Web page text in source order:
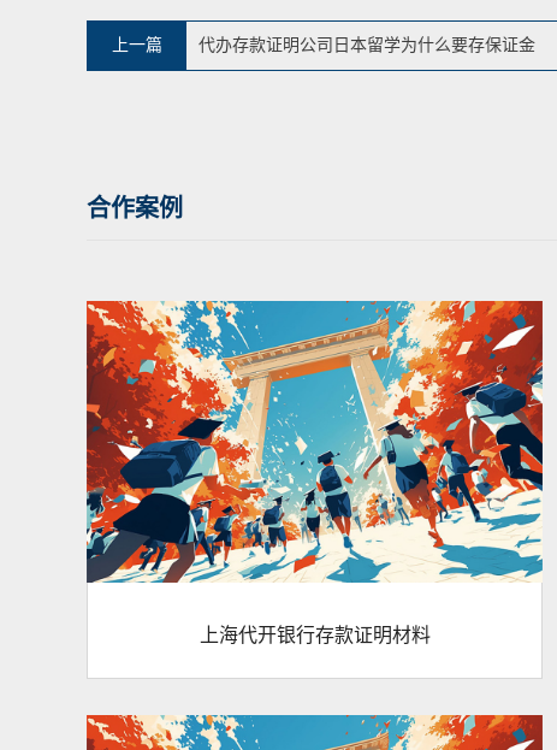
上一篇 代办存款证明公司日本留学为什么要存保证金
合作案例
上海代开银行存款证明材料